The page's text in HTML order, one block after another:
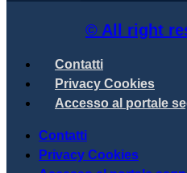
© All right
Contatti
Privacy Cookies
Accesso al portale
Contatti
Privacy Cookies